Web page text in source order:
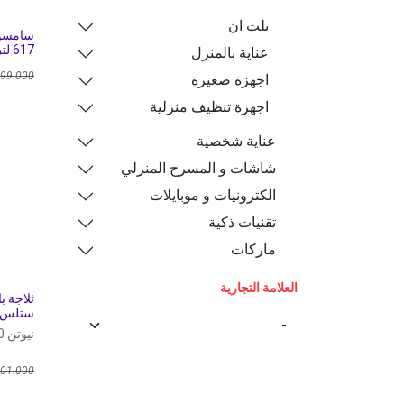
بلت ان
عناية بالمنزل
اجهزة صغيرة
اجهزة تنظيف منزلية
عناية شخصية
شاشات و المسرح المنزلي
الكترونيات و موبايلات
تقنيات ذكية
ماركات
العلامة التجارية
617 لتر
ستلس
نيوتن 530